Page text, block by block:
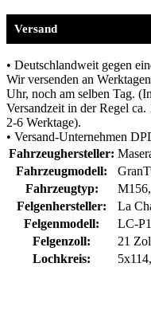
Versand
• Deutschlandweit gegen
Wir versenden an
Uhr, noch am selben Tag.
Versandzeit in der Regel
2-6 Werktage).
• Versand-Unternehmen
Fahrzeughersteller:
Fahrzeugmodell:
Fahrzeugtyp:
Felgenhersteller:
La
Felgenmodell:
LC-
Felgenzoll:
21
Lochkreis: